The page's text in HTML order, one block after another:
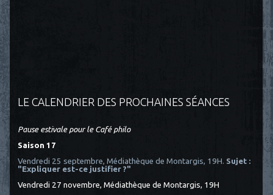
LE CALENDRIER DES PROCHAINES SÉANCES
Pause estivale pour le Café philo
Saison 17
Vendredi 25 septembre, Médiathèque de Montargis, 19H. Sujet :
"Expliquer est-ce justifier ?"
Vendredi 27 novembre, Médiathèque de Montargis, 19H